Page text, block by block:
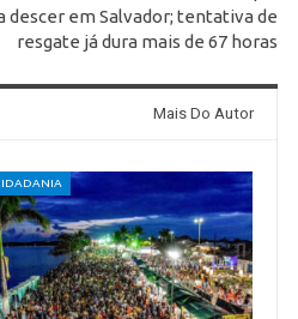
descer em Salvador; tentativa de
resgate já dura mais de 67 horas
Mais Do Autor